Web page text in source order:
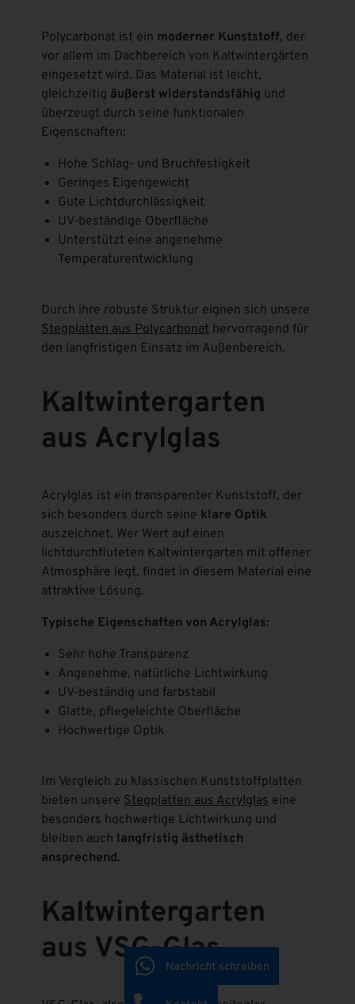
Polycarbonat ist ein moderner Kunststoff, der
vor allem im Dachbereich von Kaltwintergärten
eingesetzt wird. Das Material ist leicht,
gleichzeitig äußerst widerstandsfähig und
überzeugt durch seine funktionalen
Eigenschaften:
Hohe Schlag- und Bruchfestigkeit
Geringes Eigengewicht
Gute Lichtdurchlässigkeit
UV-beständige Oberfläche
Unterstützt eine angenehme
Temperaturentwicklung
Durch ihre robuste Struktur eignen sich unsere
Stegplatten aus Polycarbonat hervorragend für
den langfristigen Einsatz im Außenbereich.
Kaltwintergarten
aus Acrylglas
Acrylglas ist ein transparenter Kunststoff, der
sich besonders durch seine klare Optik
auszeichnet. Wer Wert auf einen
lichtdurchfluteten Kaltwintergarten mit offener
Atmosphäre legt, findet in diesem Material eine
attraktive Lösung.
Typische Eigenschaften von Acrylglas:
Sehr hohe Transparenz
Angenehme, natürliche Lichtwirkung
UV-beständig und farbstabil
Glatte, pflegeleichte Oberfläche
Hochwertige Optik
Im Vergleich zu klassischen Kunststoffplatten
bieten unsere Stegplatten aus Acrylglas eine
besonders hochwertige Lichtwirkung und
bleiben auch langfristig ästhetisch
ansprechend.
Kaltwintergarten
aus VSG-Glas
Nachricht schreiben